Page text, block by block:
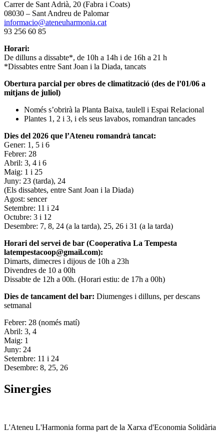
Carrer de Sant Adrià, 20 (Fabra i Coats)
08030 – Sant Andreu de Palomar
informacio@ateneuharmonia.cat
93 256 60 85
Horari:
De dilluns a dissabte*, de 10h a 14h i de 16h a 21 h
*Dissabtes entre Sant Joan i la Diada, tancats
Obertura parcial per obres de climatització (des de l’01/06 a
mitjans de juliol)
Només s’obrirà la Planta Baixa, taulell i Espai Relacional
Plantes 1, 2 i 3, i els seus lavabos, romandran tancades
Dies del 2026 que l’Ateneu romandrà tancat:
Gener: 1, 5 i 6
Febrer: 28
Abril: 3, 4 i 6
Maig: 1 i 25
Juny: 23 (tarda), 24
(Els dissabtes, entre Sant Joan i la Diada)
Agost: sencer
Setembre: 11 i 24
Octubre: 3 i 12
Desembre: 7, 8, 24 (a la tarda), 25, 26 i 31 (a la tarda)
Horari del servei de bar (Cooperativa La Tempesta
latempestacoop@gmail.com):
Dimarts, dimecres i dijous de 10h a 23h
Divendres de 10 a 00h
Dissabte de 12h a 00h. (Horari estiu: de 17h a 00h)
Dies de tancament del bar: Diumenges i dilluns, per descans
setmanal
Febrer: 28 (només matí)
Abril: 3, 4
Maig: 1
Juny: 24
Setembre: 11 i 24
Desembre: 8, 25, 26
Sinergies
L'Ateneu L'Harmonia forma part de la Xarxa d'Economia Solidària